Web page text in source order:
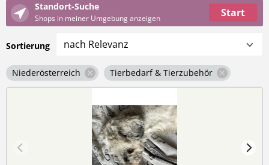
Standort-Suche
Shops in meiner Umgebung anzeigen Start
Sortierung nach Relevanz
Niederösterreich Tierbedarf & Tierzubehör